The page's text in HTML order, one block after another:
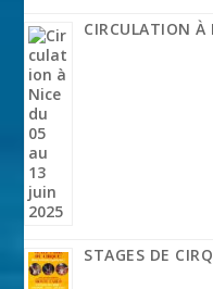
CIRCULATION
STAGES DE